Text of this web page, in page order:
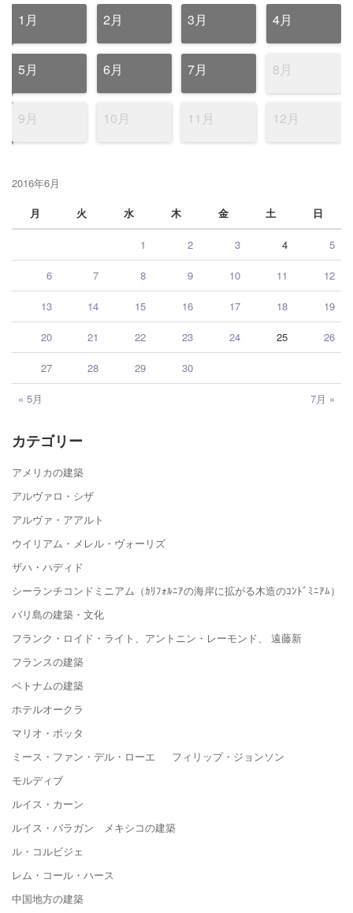
1月 2月 3月 4月
5月 6月 7月 8月
9月 10月 11月 12月
2016年6月
月
火 水 木 金 土 日
« 5月 7月 »
1 2 3 4 5
6 7 8 9 10 11 12
13 14 15 16 17 18 19
20 21 22 23 24 25 26
27 28 29 30
カテゴリー
アメリカの建築
アルヴァロ・シザ
アルヴァ・アアルト
ウイリアム・メレル・ヴォーリズ
ザハ・ハディド
シーランチコンドミニアム（ｶﾘﾌｫﾙﾆｱの海岸に拡がる木造のｺﾝﾄﾞﾐﾆｱﾑ）
バリ島の建築・文化
フランク・ロイド・ライト、アントニン・レーモンド、 遠藤新
フランスの建築
ベトナムの建築
ホテルオークラ
マリオ・ボッタ
ミース・ファン・デル・ローエ フィリップ・ジョンソン
モルディブ
ルイス・カーン
ルイス・バラガン メキシコの建築
ル・コルビジェ
レム・コール・ハース
中国地方の建築